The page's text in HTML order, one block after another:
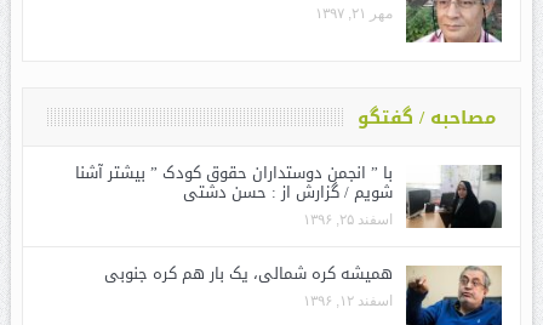
مهر ۲۱, ۱۳۹۷
مصاحبه / گفتگو
با ” انجمن دوستداران حقوق کودک ” بیشتر آشنا
شویم / گزارش از : حسن دشتی
اسفند ۲۵, ۱۳۹۶
همیشه کره شمالی، یک بار هم کره جنوبی
اسفند ۱۲, ۱۳۹۶